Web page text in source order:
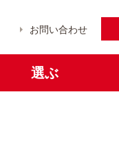
お問い合わせ
選ぶ